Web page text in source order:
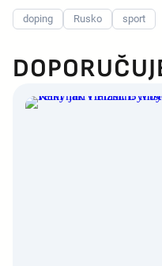
doping Rusko sport